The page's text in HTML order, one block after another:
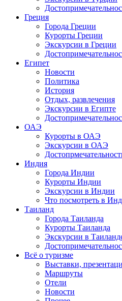
Греция
Города Греции
Курорты Греции
Экскурсии в Греции
Египет
Новости
Политика
История
Отдых, развлечения
Экскурсии в Египте
ОАЭ
Курорты в ОАЭ
Экскурсии в ОАЭ
Индия
Города Индии
Курорты Индии
Экскурсии в Индии
Что посмотреть в
Таиланд
Города Таиланда
Курорты Таиланда
Экскурсии в
Всё о туризме
Выставки,
Маршруты
Отели
Новости